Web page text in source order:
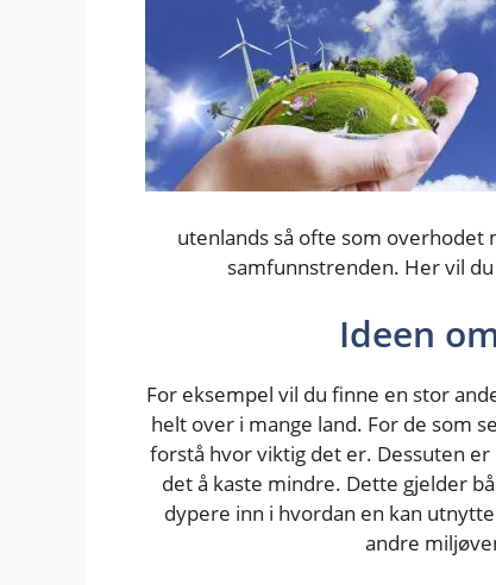
utenlands så ofte som
samfunnstrenden. Her vil
Ideen
For eksempel vil du finne en stor
helt over i mange land. For de som
forstå hvor viktig det er. Dessuten
det å kaste mindre. Dette gjelder
dypere inn i hvordan en kan
andre